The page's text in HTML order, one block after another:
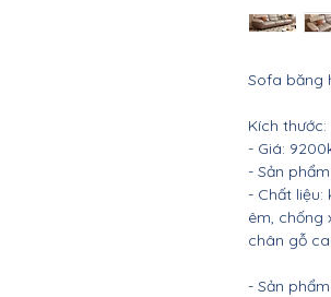
Sofa băng
Kích
- Giá:
- Sản
- Chất
êm, chống
chân gỗ
- Sản